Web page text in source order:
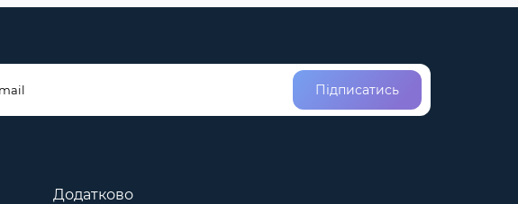
Підписатись
Додатково